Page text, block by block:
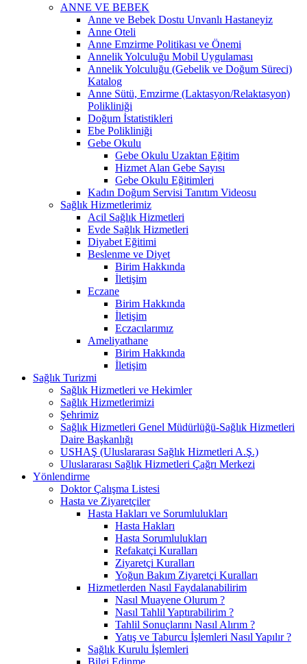
ANNE VE BEBEK
Anne ve Bebek Dostu Unvanlı Hastaneyiz
Anne Oteli
Anne Emzirme Politikası ve Önemi
Annelik Yolculuğu Mobil Uygulaması
Annelik Yolculuğu (Gebelik ve Doğum Süreci)
Katalog
Anne Sütü, Emzirme (Laktasyon/Relaktasyon)
Polikliniği
Doğum İstatistikleri
Ebe Polikliniği
Gebe Okulu
Gebe Okulu Uzaktan Eğitim
Hizmet Alan Gebe Sayısı
Gebe Okulu Eğitimleri
Kadın Doğum Servisi Tanıtım Videosu
Sağlık Hizmetlerimiz
Acil Sağlık Hizmetleri
Evde Sağlık Hizmetleri
Diyabet Eğitimi
Beslenme ve Diyet
Birim Hakkında
İletişim
Eczane
Birim Hakkında
İletişim
Eczacılarımız
Ameliyathane
Birim Hakkında
İletişim
Sağlık Turizmi
Sağlık Hizmetleri ve Hekimler
Sağlık Hizmetlerimizi
Şehrimiz
Sağlık Hizmetleri Genel Müdürlüğü-Sağlık Hizmetleri
Daire Başkanlığı
USHAŞ (Uluslararası Sağlık Hizmetleri A.Ş.)
Uluslararası Sağlık Hizmetleri Çağrı Merkezi
Yönlendirme
Doktor Çalışma Listesi
Hasta ve Ziyaretçiler
Hasta Hakları ve Sorumlulukları
Hasta Hakları
Hasta Sorumlulukları
Refakatçi Kuralları
Ziyaretçi Kuralları
Yoğun Bakım Ziyaretçi Kuralları
Hizmetlerden Nasıl Faydalanabilirim
Nasıl Muayene Olurum ?​
Nasıl Tahlil Yaptırabilirim ?
Tahlil Sonuçlarını Nasıl Alırım ?
Yatış ve Taburcu İşlemleri Nasıl Yapılır ?
Sağlık Kurulu İşlemleri
Bilgi Edinme